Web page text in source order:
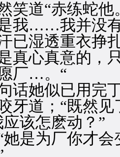
道“赤练蛇他
我……我并没
湿透重衣挣扎
真心真意的
厂…。“
她似已用完丁
道；“既然见
该怎麽动？”
为厂你才会